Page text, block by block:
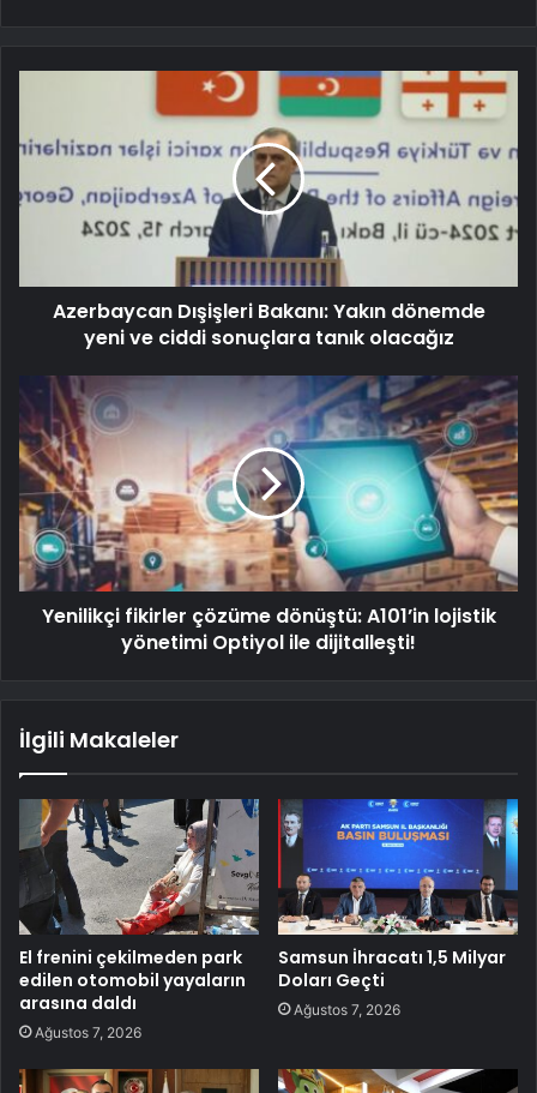
Azerbaycan Dışişleri Bakanı: Yakın dönemde
yeni ve ciddi sonuçlara tanık olacağız
Yenilikçi fikirler çözüme dönüştü: A101’in lojistik
yönetimi Optiyol ile dijitalleşti!
İlgili Makaleler
El frenini çekilmeden park
edilen otomobil yayaların
arasına daldı
Ağustos 7, 2026
Samsun İhracatı 1,5 Milyar
Doları Geçti
Ağustos 7, 2026